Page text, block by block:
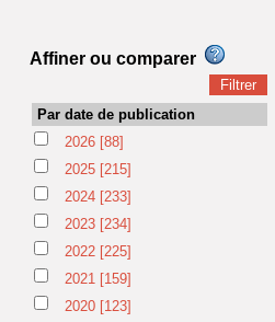
Affiner ou comparer
Par date de publication
2026 [88]
2025 [215]
2024 [233]
2023 [234]
2022 [225]
2021 [159]
2020 [123]